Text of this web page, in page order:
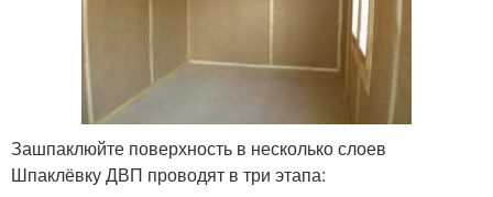
Зашпаклюйте поверхность в несколько слоев
Шпаклёвку ДВП проводят в три этапа: